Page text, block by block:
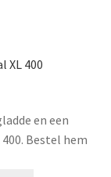
XL 400
en een
Bestel hem